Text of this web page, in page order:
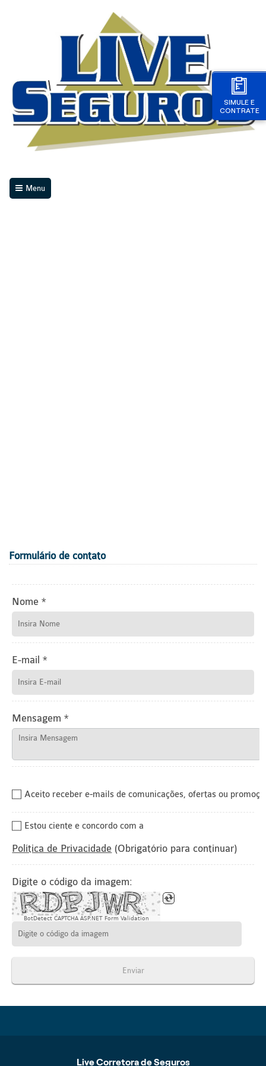
SIMULE E
CONTRATE
Menu
Formulário de contato
Nome *
E-mail *
Mensagem *
Aceito receber e-mails de comunicações, ofertas ou
Estou ciente e concordo com a
Política de Privacidade (Obrigatório para continuar)
Digite o código da imagem:
BotDetect CAPTCHA ASP.NET Form Validation
Enviar
Live Corretora de Seguros